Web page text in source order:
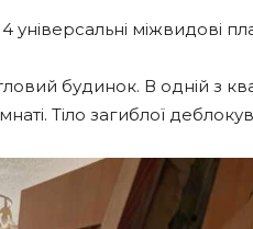
універсальні міжвидові
будинок. В одній з
Тіло загиблої